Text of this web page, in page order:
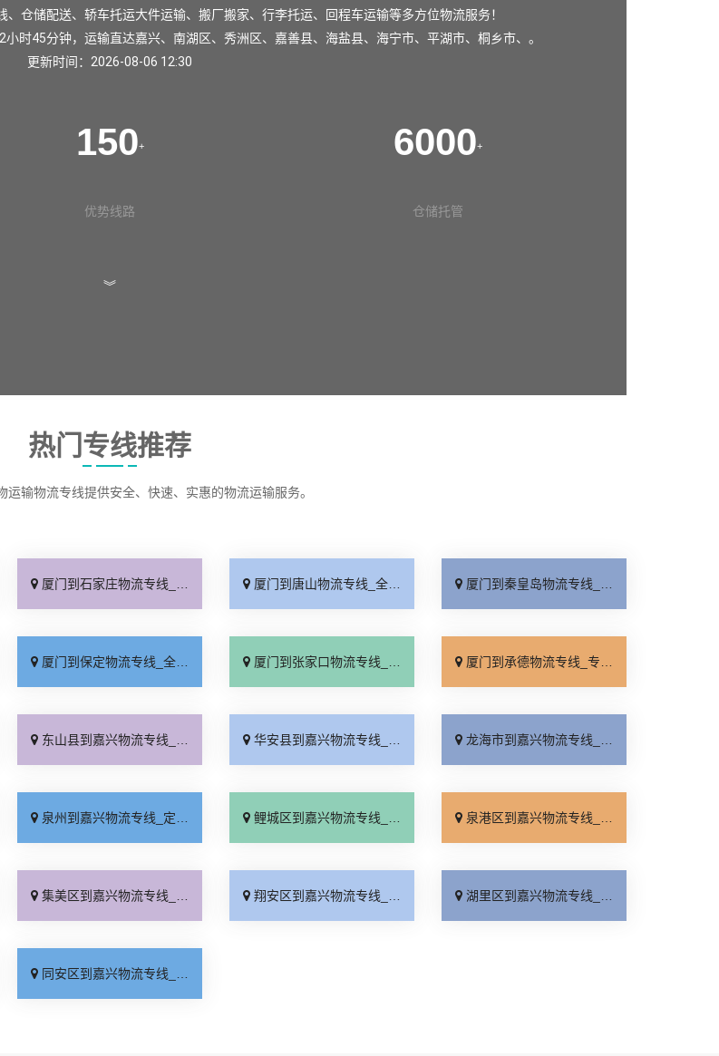
仓储配送、轿车托运大件运输、搬厂搬家、行李托运、回程车运输等多方位物流服务！
小时45分钟，运输直达嘉兴、 南湖区、 秀洲区、 嘉善县、 海盐县、 海宁市、 平湖市、 桐乡市、。
更新时间：2026-08-06 12:30
150+
优势线路
6000+
仓储托管
︾
热门专线推荐
运输物流专线提供安全、快速、实惠的物流运输服务。
厦门到石家庄物流专线_准时准点「多少公里」 厦门到唐山物流专线_全境派送「收费介绍」 厦门到秦皇岛物流专线_高效运输「运保时效」
厦门到保定物流专线_全程直达「高效运输」 厦门到张家口物流专线_全境派送「多久能到」 厦门到承德物流专线_专业调车「合理收费」
东山县到嘉兴物流专线_送货到门「多少一方」 华安县到嘉兴物流专线_整车配货「快速直达」 龙海市到嘉兴物流专线_收费介绍「急你所需」
泉州到嘉兴物流专线_定点发车「一站式托运」 鲤城区到嘉兴物流专线_专线直达「随叫随到」 泉港区到嘉兴物流专线_按时送达「专业靠谱」
集美区到嘉兴物流专线_专线查询「定点发车」 翔安区到嘉兴物流专线_直通专线「全程无虑」 湖里区到嘉兴物流专线_资质齐全「全程直达」
同安区到嘉兴物流专线_全境派送「要几天到」